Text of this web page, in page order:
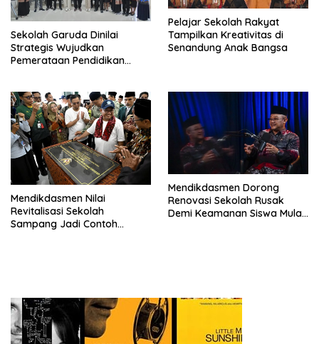
Sekolah Garuda Dinilai
Strategis Wujudkan
Pemerataan Pendidikan
Pelajar Sekolah Rakyat
Tampilkan Kreativitas di
Senandung Anak Bangsa
Mendikdasmen Nilai
Revitalisasi Sekolah
Sampang Jadi Contoh
Mendikdasmen Dorong
Renovasi Sekolah Rusak
Demi Keamanan Siswa Mulai